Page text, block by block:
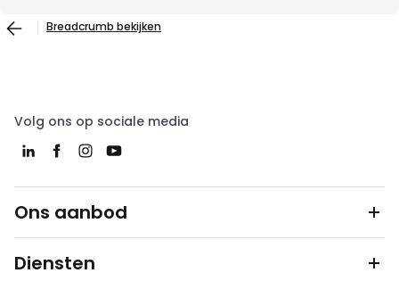
Breadcrumb bekijken
Volg ons op sociale media
Ons aanbod
Diensten